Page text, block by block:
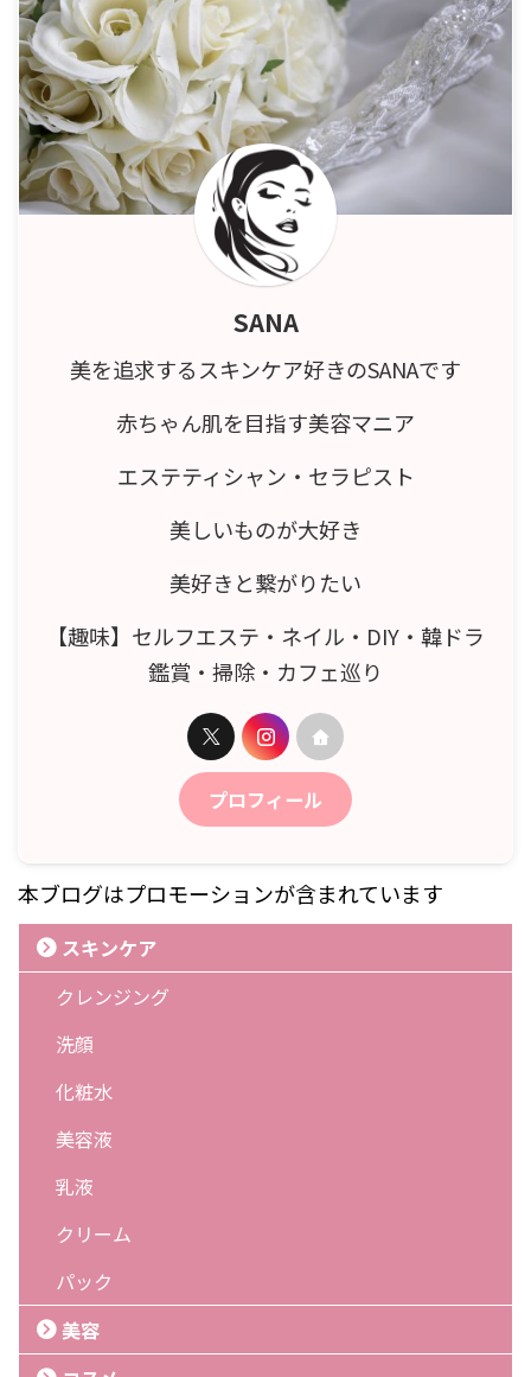
SANA
美を追求するスキンケア好きのSANAです
赤ちゃん肌を目指す美容マニア
エステティシャン・セラピスト
美しいものが大好き
美好きと繋がりたい
【趣味】セルフエステ・ネイル・DIY・韓ドラ
鑑賞・掃除・カフェ巡り
プロフィール
本ブログはプロモーションが含まれています
スキンケア
クレンジング
洗顔
化粧水
美容液
乳液
クリーム
パック
美容